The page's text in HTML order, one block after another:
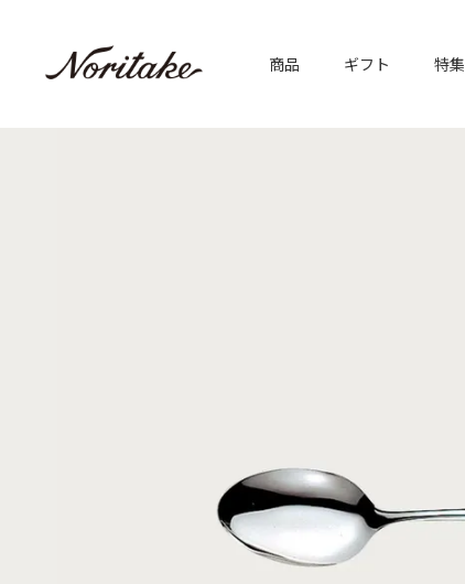
商品 ギフト 特集